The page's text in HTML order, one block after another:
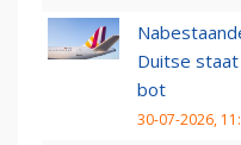
Duitse
bot
30-07-2026,